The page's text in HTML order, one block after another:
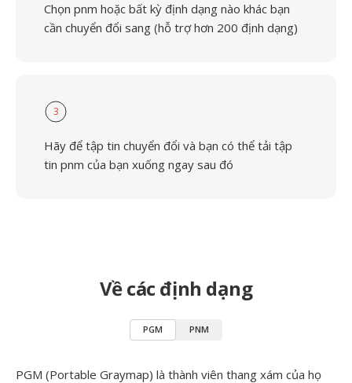
Chọn pnm hoặc bất kỳ định dạng nào khác bạn
cần chuyển đổi sang (hỗ trợ hơn 200 định dạng)
3
Hãy để tập tin chuyển đổi và bạn có thể tải tập
tin pnm của bạn xuống ngay sau đó
Về các định dạng
PGM PNM
PGM (Portable Graymap) là thành viên thang xám của họ